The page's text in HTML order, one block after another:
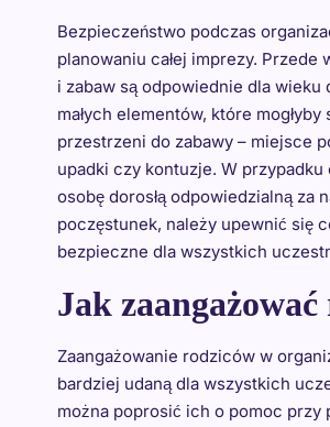
Bezpieczeństwo podczas
planowaniu całej imprezy.
i zabaw są odpowiednie dla
małych elementów, które
przestrzeni do zabawy – miejsce
upadki czy kontuzje. W
osobę dorosłą odpowiedzialną
poczęstunek, należy upewnić się
bezpieczne dla wszystkich
Jak
Zaangażowanie rodziców w
bardziej udaną dla wszystkich
można poprosić ich o pomoc